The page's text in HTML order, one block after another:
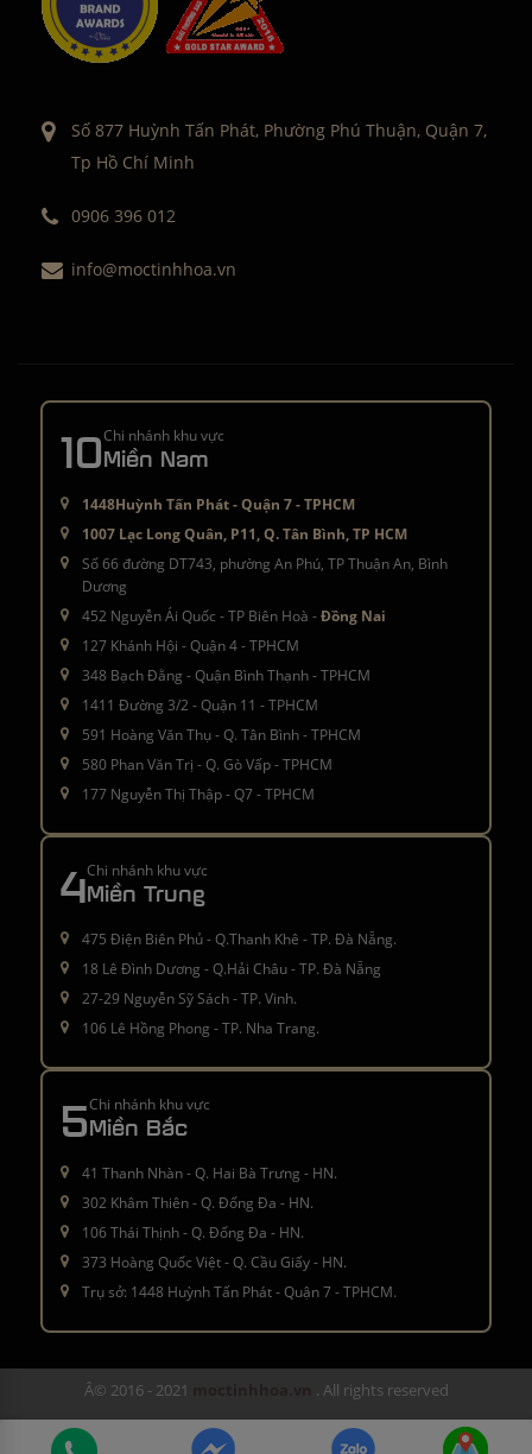
Số 877 Huỳnh Tấn Phát, Phường Phú Thuận, Quận 7,
Tp Hồ Chí Minh
0906 396 012
info@moctinhhoa.vn
10Chi nhánh khu vực
Miền Nam
1448Huỳnh Tấn Phát - Quận 7 - TPHCM
1007 Lạc Long Quân, P11, Q. Tân Bình, TP HCM
Số 66 đường DT743, phường An Phú, TP Thuận An, Bình
Dương
452 Nguyễn Ái Quốc - TP Biên Hoà -Đồng Nai
127 Khánh Hội - Quận 4 - TPHCM
348 Bạch Đằng - Quận Bình Thạnh - TPHCM
1411 Đường 3/2 - Quận 11 - TPHCM
591 Hoàng Văn Thụ - Q. Tân Bình - TPHCM
580 Phan Văn Trị - Q. Gò Vấp - TPHCM
177 Nguyễn Thị Thập - Q7 - TPHCM
4Chi nhánh khu vực
Miền Trung
475 Điện Biên Phủ - Q.Thanh Khê - TP. Đà Nẵng.
18 Lê Đình Dương - Q.Hải Châu - TP. Đà Nẵng
27-29 Nguyễn Sỹ Sách - TP. Vinh.
106 Lê Hồng Phong - TP. Nha Trang.
5Chi nhánh khu vực
Miền Bắc
41 Thanh Nhàn - Q. Hai Bà Trưng - HN.
302 Khâm Thiên - Q. Đống Đa - HN.
106 Thái Thịnh - Q. Đống Đa - HN.
373 Hoàng Quốc Việt - Q. Cầu Giấy - HN.
Trụ sở: 1448 Huỳnh Tấn Phát - Quận 7 - TPHCM.
Â© 2016 - 2021 . All rights reserved